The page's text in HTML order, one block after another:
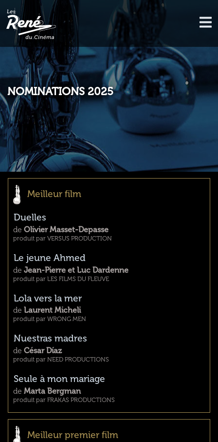
NOMINATIONS 2025
Meilleur film
Duelles
de Olivier Masset-Depasse
produit par VERSUS PRODUCTION
Le jeune Ahmed
de Jean-Pierre et Luc Dardenne
produit par LES FILMS DU FLEUVE
Lola vers la mer
de Laurent Micheli
produit par WRONG MEN
Nuestras madres
de César Díaz
produit par NEED PRODUCTIONS
Seule à mon mariage
de Marta Bergman
produit par FRAKAS PRODUCTIONS
Meilleur premier film